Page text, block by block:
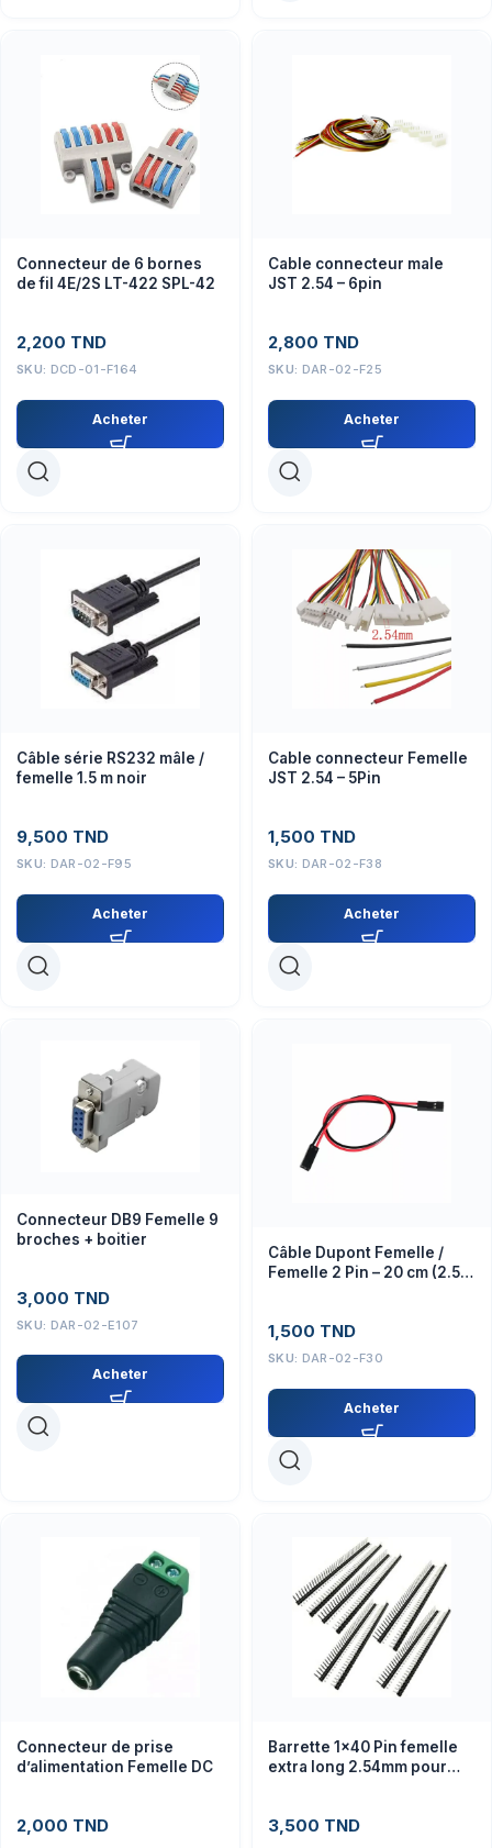
Connecteur de 6 bornes
de fil 4E/2S LT-422 SPL-42
2,200 TND
SKU: DCD-01-F164
Acheter
Cable connecteur male
JST 2.54 – 6pin
2,800 TND
SKU: DAR-02-F25
Acheter
Câble série RS232 mâle /
femelle 1.5 m noir
9,500 TND
SKU: DAR-02-F95
Acheter
Cable connecteur Femelle
JST 2.54 – 5Pin
1,500 TND
SKU: DAR-02-F38
Acheter
Connecteur DB9 Femelle 9
broches + boitier
3,000 TND
SKU: DAR-02-E107
Acheter
Câble Dupont Femelle /
Femelle 2 Pin – 20 cm (2.54
1,500 TND
SKU: DAR-02-F30
Acheter
Connecteur de prise
d’alimentation Femelle DC
2,000 TND
Barrette 1×40 Pin femelle
extra long 2.54mm pour
3,500 TND